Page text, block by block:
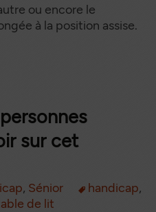
ou encore le
à la position assise.
sur cet
, Sénior handicap,
de lit